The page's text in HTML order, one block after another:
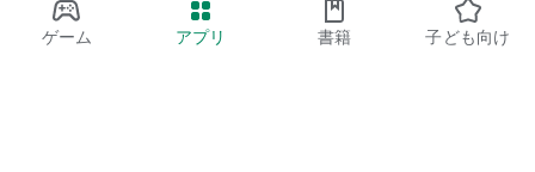
ゲーム アプリ 書籍 子ども向け